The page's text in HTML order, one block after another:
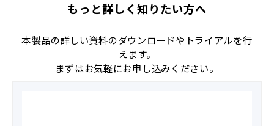
もっと詳しく知りたい方へ
本製品の詳しい資料のダウンロードやトライアルを行
えます。
まずはお気軽にお申し込みください。